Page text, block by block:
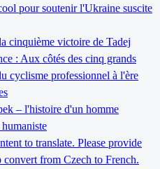
pour soutenir l'Ukraine suscite
cinquième victoire de Tadej
: Aux côtés des cinq grands
cyclisme professionnel à l'ère
– l'histoire d'un homme
to translate. Please provide
from Czech to French.